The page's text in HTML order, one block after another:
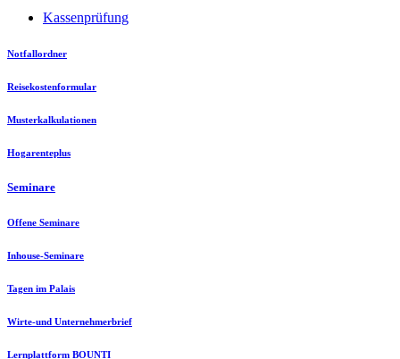
Kassenprüfung
Notfallordner
Reisekostenformular
Musterkalkulationen
Hogarenteplus
Seminare
Offene Seminare
Inhouse-Seminare
Tagen im Palais
Wirte-und Unternehmerbrief
Lernplattform BOUNTI